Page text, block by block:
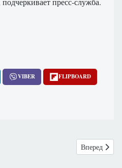
VIBER FLIPBOARD
Следующий:
Вперед